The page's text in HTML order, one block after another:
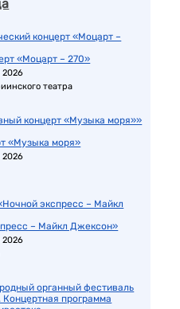
«Моцарт – 270»
2026
театра
«Музыка моря»
2026
– Майкл Джексон»
2026